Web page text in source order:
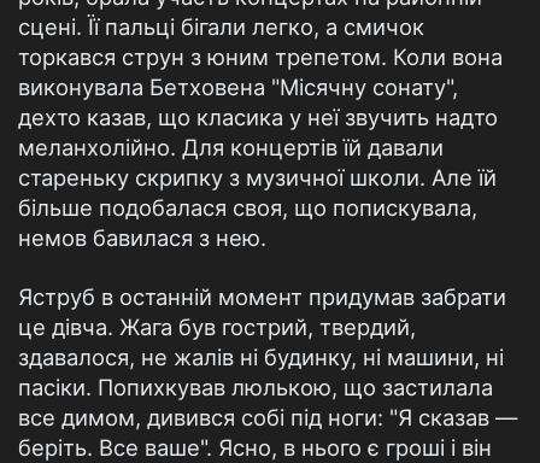
сцені. Її пальці бігали легко, а смичок
торкався струн з юним трепетом. Коли вона
виконувала Бетховена "Місячну сонату",
дехто казав, що класика у неї звучить надто
меланхолійно. Для концертів їй давали
стареньку скрипку з музичної школи. Але їй
більше подобалася своя, що попискувала,
немов бавилася з нею.
Яструб в останній момент придумав забрати
це дівча. Жага був гострий, твердий,
здавалося, не жалів ні будинку, ні машини, ні
пасіки. Попихкував люлькою, що застилала
все димом, дивився собі під ноги: "Я сказав —
беріть. Все ваше". Ясно, в нього є гроші і він